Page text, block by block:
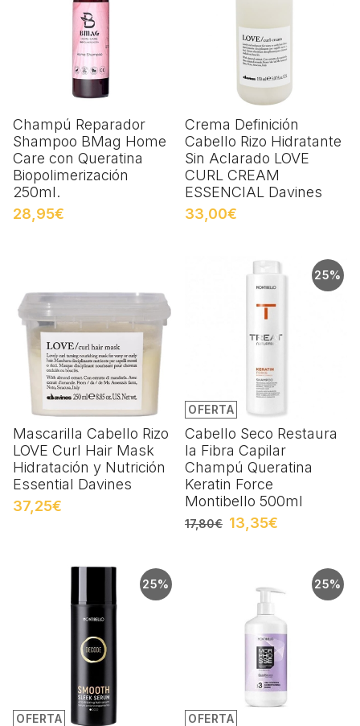
Champú Reparador
Shampoo BMag Home
Care con Queratina
Biopolimerización
250ml.
28,95€
Crema Definición
Cabello Rizo Hidratante
Sin Aclarado LOVE
CURL CREAM
ESSENCIAL Davines
33,00€
Mascarilla Cabello Rizo
LOVE Curl Hair Mask
Hidratación y Nutrición
Essential Davines
37,25€
25%
OFERTA
Cabello Seco Restaura
la Fibra Capilar
Champú Queratina
Keratin Force
Montibello 500ml
17,80€ 13,35€
25%
OFERTA
25%
OFERTA